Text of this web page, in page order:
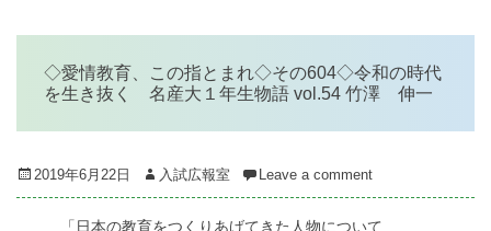
◇愛情教育、この指とまれ◇その604◇令和の時代
を生き抜く 名産大１年生物語 vol.54 竹澤 伸一
Posted
on
2019年6月22日 Author
入試広報室 Leave a comment
「日本の教育をつくりあげてきた人物について